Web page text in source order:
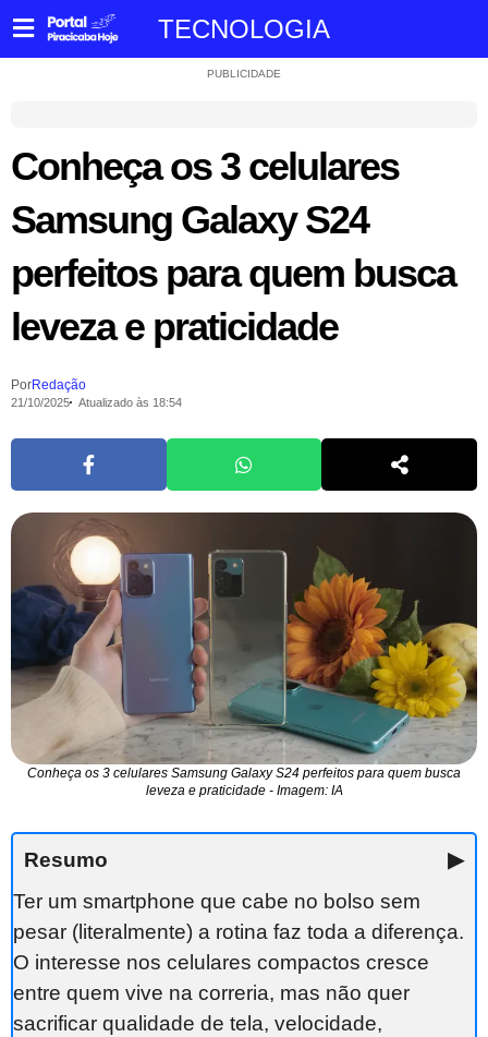
TECNOLOGIA
PUBLICIDADE
Conheça os 3 celulares
Samsung Galaxy S24
perfeitos para quem busca
leveza e praticidade
PorRedação
21/10/2025 Atualizado às 18:54
Conheça os 3 celulares Samsung Galaxy S24 perfeitos para quem busca
leveza e praticidade - Imagem: IA
Resumo
▶
Ter um smartphone que cabe no bolso sem
pesar (literalmente) a rotina faz toda a diferença.
O interesse nos celulares compactos cresce
entre quem vive na correria, mas não quer
sacrificar qualidade de tela, velocidade,